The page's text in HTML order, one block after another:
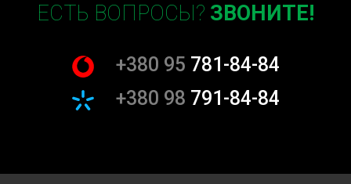
ЕСТЬ ВОПРОСЫ? ЗВОНИТЕ!
+380 95 781-84-84
+380 98 791-84-84